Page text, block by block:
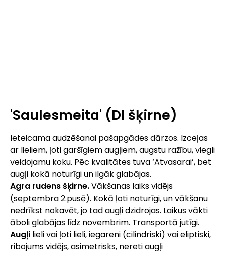
'Saulesmeita' (DI šķirne)
Ieteicama audzēšanai pašapgādes dārzos. Izceļas
ar lieliem, ļoti garšīgiem augļiem, augstu ražību, viegli
veidojamu koku. Pēc kvalitātes tuva ‘Atvasarai’, bet
augļi kokā noturīgi un ilgāk glabājas.
Agra rudens šķirne.Vākšanas laiks vidējs
(septembra 2.pusē). Kokā ļoti noturīgi, un vākšanu
nedrīkst nokavēt, jo tad augļi dzidrojas. Laikus vākti
āboli glabājas līdz novembrim. Transportā jutīgi.
Augļi lieli vai ļoti lieli, iegareni (cilindriski) vai eliptiski,
ribojums vidējs, asimetrisks, nereti augļi